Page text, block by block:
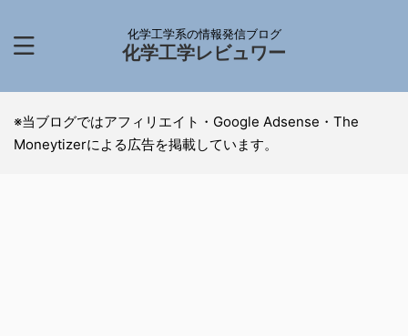
化学工学系の情報発信ブログ
化学工学レビュワー
※当ブログではアフィリエイト・Google Adsense・The
Moneytizerによる広告を掲載しています。